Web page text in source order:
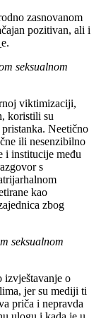
zasnovanom
pozitivan, ali i
seksualnom
viktimizaciji,
koristili su
Neetično
ili nesenzibilno
i institucije među
s
kao
zbog
seksualnom
izvještavanje o
jer su mediji ti
priča i nepravda